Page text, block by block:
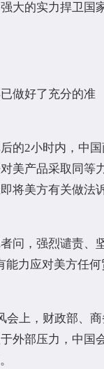
大的实力捍卫国
做好了充分的准
的2小时内，中
美产品采取同等
将美方有关做法
问，强烈谴责、
能力应对美方任何
会上，财政部、
外部压力，中国